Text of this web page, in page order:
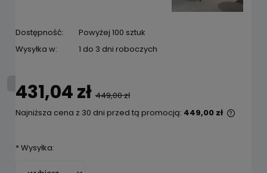
Dostępność:
Powyżej 100 sztuk
Wysyłka w:
1 do 3 dni roboczych
431,04 zł 449,00 zł
Najniższa cena z 30 dni przed tą promocją: 449,00 zł
*Wysyłka: